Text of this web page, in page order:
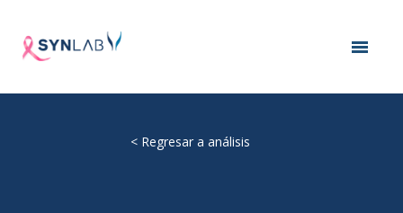
< Regresar a análisis